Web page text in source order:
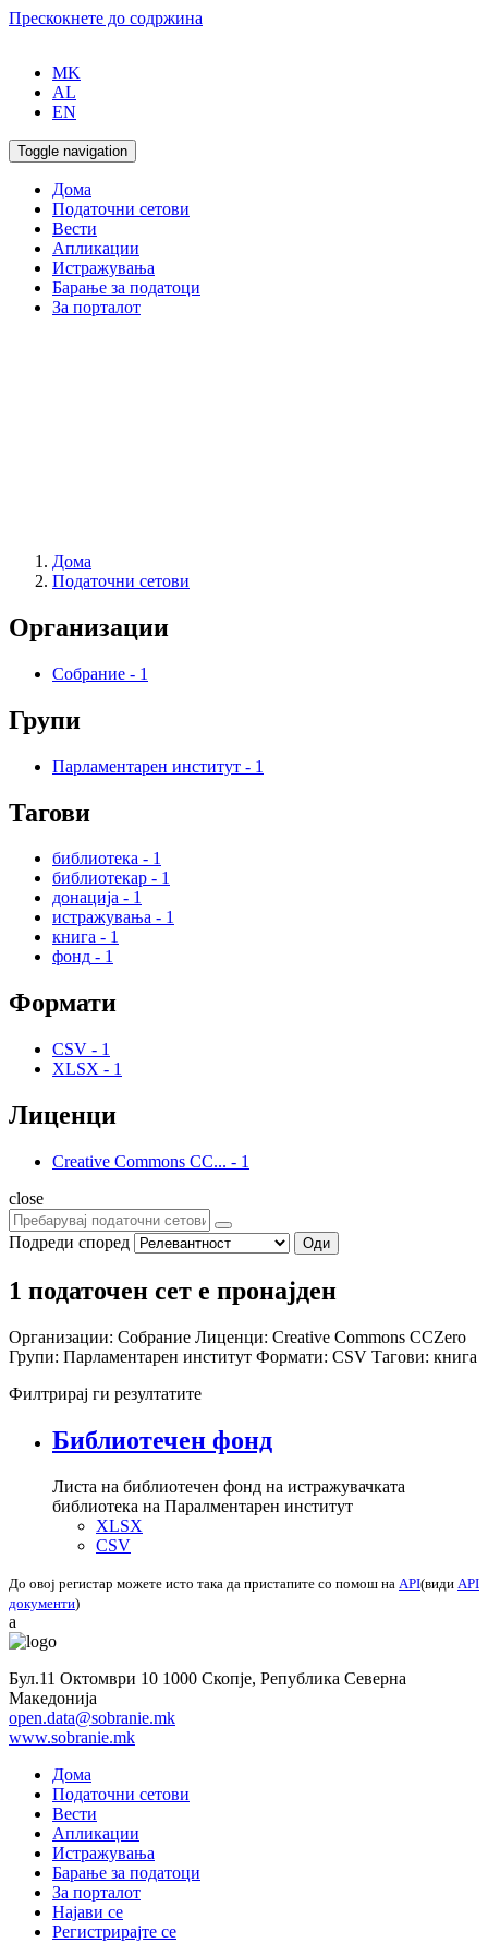
Прескокнете до содржина
MK
AL
EN
Toggle navigation
Дома
Податочни сетови
Вести
Апликации
Истражувања
Барање за податоци
За порталот
Дома
Податочни сетови
Организации
Собрание - 1
Групи
Парламентарен институт - 1
Тагови
библиотека - 1
библиотекар - 1
донација - 1
истражувања - 1
книга - 1
фонд - 1
Формати
CSV - 1
XLSX - 1
Лиценци
Creative Commons CC... - 1
close
Подреди според Оди
1 податочен сет е пронајден
Организации: Собрание Лиценци: Creative Commons CCZero
Групи: Парламентарен институт Формати: CSV Тагови: книга
Филтрирај ги резултатите
Библиотечен фонд
Листа на библиотечен фонд на истражувачката
библиотека на Паралментарен институт
XLSX
CSV
До овој регистар можете исто така да пристапите со помош на API(види API
документи)
a
Бул.11 Октомври 10 1000 Скопје, Република Северна
Македонија
open.data@sobranie.mk
www.sobranie.mk
Дома
Податочни сетови
Вести
Апликации
Истражувања
Барање за податоци
За порталот
Најави се
Регистрирајте се